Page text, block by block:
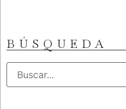
BÚSQUEDA